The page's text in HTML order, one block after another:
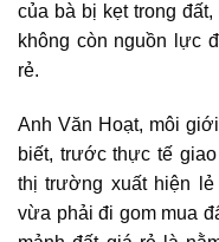
của bà bị kẹt trong
không còn nguồn lực
rẻ.
Anh Văn Hoạt, môi
biết, trước thực tế
thị trường xuất hiện
vừa phải đi gom mua